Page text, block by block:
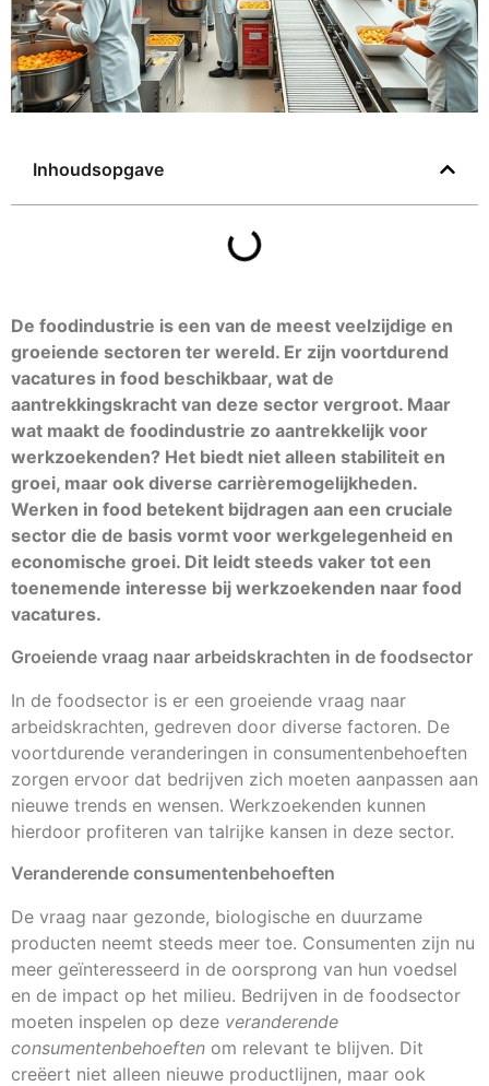
Inhoudsopgave
De foodindustrie is een van de meest veelzijdige en
groeiende sectoren ter wereld. Er zijn voortdurend
vacatures in food beschikbaar, wat de
aantrekkingskracht van deze sector vergroot. Maar
wat maakt de foodindustrie zo aantrekkelijk voor
werkzoekenden? Het biedt niet alleen stabiliteit en
groei, maar ook diverse carrièremogelijkheden.
Werken in food betekent bijdragen aan een cruciale
sector die de basis vormt voor werkgelegenheid en
economische groei. Dit leidt steeds vaker tot een
toenemende interesse bij werkzoekenden naar food
vacatures.
Groeiende vraag naar arbeidskrachten in de foodsector
In de foodsector is er een groeiende vraag naar
arbeidskrachten, gedreven door diverse factoren. De
voortdurende veranderingen in consumentenbehoeften
zorgen ervoor dat bedrijven zich moeten aanpassen aan
nieuwe trends en wensen. Werkzoekenden kunnen
hierdoor profiteren van talrijke kansen in deze sector.
Veranderende consumentenbehoeften
De vraag naar gezonde, biologische en duurzame
producten neemt steeds meer toe. Consumenten zijn nu
meer geïnteresseerd in de oorsprong van hun voedsel
en de impact op het milieu. Bedrijven in de foodsector
moeten inspelen op deze veranderende
consumentenbehoeften om relevant te blijven. Dit
creëert niet alleen nieuwe productlijnen, maar ook